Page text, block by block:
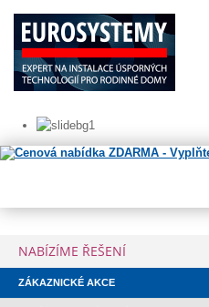
NABÍZÍME ŘEŠENÍ
ZÁKAZNICKÉ AKCE